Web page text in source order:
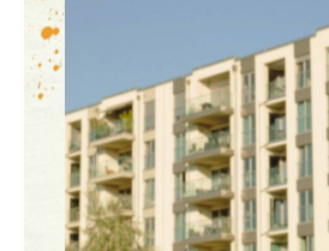
選定できます。
埼玉県で助成金を
壁塗装術